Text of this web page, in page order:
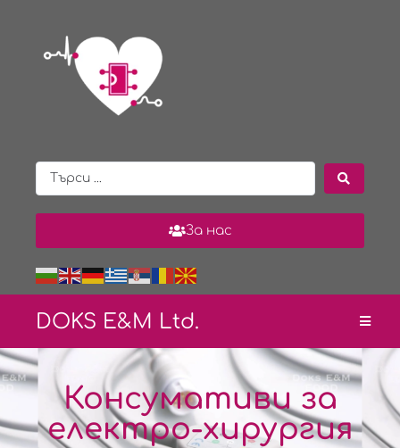
За нас
DOKS E& M Ltd.
Консумативи за
електро-хирургия